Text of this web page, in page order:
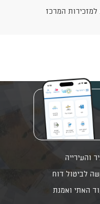
למזכירות המרכז
והעירייה
לביטול דוח
האתי ואמנת